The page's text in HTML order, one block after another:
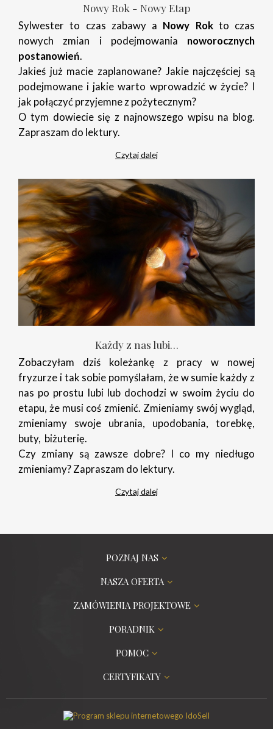
Nowy Rok - Nowy Etap
Sylwester to czas zabawy a Nowy Rokto czas
nowych zmian i podejmowania noworocznych
postanowień.
Jakieś już macie zaplanowane? Jakie najczęściej są
podejmowane i jakie warto wprowadzić w życie? I
jak połączyć przyjemne z pożytecznym?
O tym dowiecie się z najnowszego wpisu na blog.
Zapraszam do lektury.
Czytaj dalej
Każdy z nas lubi…
Zobaczyłam dziś koleżankę z pracy w nowej
fryzurze i tak sobie pomyślałam, że w sumie każdy z
nas po prostu lubi lub dochodzi w swoim życiu do
etapu, że musi coś zmienić. Zmieniamy swój wygląd,
zmieniamy swoje ubrania, upodobania, torebkę,
buty, biżuterię.
Czy zmiany są zawsze dobre? I co my niedługo
zmieniamy? Zapraszam do lektury.
Czytaj dalej
POZNAJ NAS
NASZA OFERTA
ZAMÓWIENIA PROJEKTOWE
PORADNIK
POMOC
CERTYFIKATY